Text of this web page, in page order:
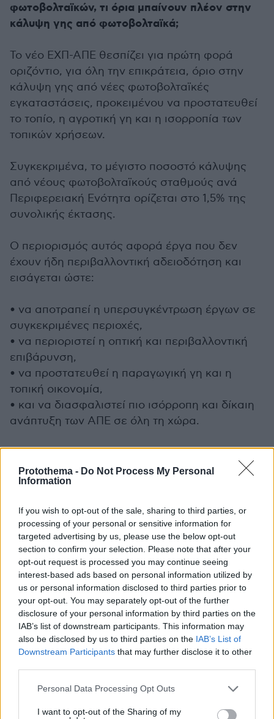
Protothema - Do Not Process My Personal
Information
If you wish to opt-out of the sale, sharing to third parties, or
processing of your personal or sensitive information for
targeted advertising by us, please use the below opt-out
section to confirm your selection. Please note that after your
opt-out request is processed you may continue seeing
interest-based ads based on personal information utilized by
us or personal information disclosed to third parties prior to
your opt-out. You may separately opt-out of the further
disclosure of your personal information by third parties on the
IAB’s list of downstream participants. This information may
also be disclosed by us to third parties on the IAB’s List of
Downstream Participants that may further disclose it to other
Please note that this website/app uses one or more Google
not limited to your visit or usage behaviour. You may click to
Personal Data Processing Opt Outs
I want to opt-out of the Sharing of my
φωτοβολταϊκών, τι όρια μπαίνουν πλέον στην
κάλυψη γης από φωτοβολταϊκά;
Το νέο ΕΧΠ-ΑΠΕ θεσπίζει για πρώτη φορά
οριζόντιο, για όλη την επικράτεια, όριο στην
κάλυψη γης από νέες φωτοβολταϊκές
εγκαταστάσεις, προκειμένου να προστατευθεί
το τοπίο, η αγροτική γη και η ισορροπία των
τοπικών χρήσεων.
Συγκεκριμένα, το μέγιστο ποσοστό κάλυψης
από νέους φωτοβολταϊκούς σταθμούς ανά
Περιφερειακή Ενότητα ορίζεται στο 1,5% της
συνολικής έκτασης.
Ο περιορισμός αυτός αφορά έργα που δεν
έχουν ήδη περιβαλλοντική αδειοδότηση και
εισάγεται ώστε:
• να αποτραπεί η υπερσυγκέντρωση έργων σε
συγκεκριμένες περιοχές,
• να περιοριστεί η οπτική και περιβαλλοντική
επιβάρυνση,
• να προστατευθεί η παραγωγική γη και η
τοπική οικονομία,
• και να διασφαλιστεί πιο ισόρροπη και δίκαιη
ανάπτυξη των ΑΠΕ σε όλη τη χώρα.
Με αυτόν τον τρόπο, η ανάπτυξη των
φωτοβολταϊκών αποκτά σαφή χωρικά όρια και
προχωρά με κανόνες βιωσιμότητας,
στις ανάγκες των τοπικών κοινωνιών.
5) Πού δεν επιτρέπεται πλέον η εγκατάσταση
αιολικών πάρκων;
Για πρώτη φορά η χώρα αποκτά σαφείς,
αυστηρούς και ενιαίους κανόνες για τη
χωροθέτηση αιολικών πάρκων, βάζοντας τέλος
στην αβεβαιότητα και διασφαλίζοντας
ουσιαστική προστασία για το περιβάλλον, το
Το νέο ΕΧΠ-ΑΠΕ θεσπίζει ξεκάθαρες ζώνες